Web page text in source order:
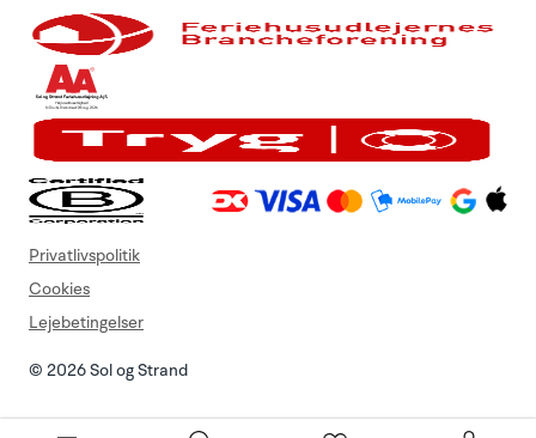
© 2026 Sol og Strand
Privatlivspolitik
Cookies
Lejebetingelser